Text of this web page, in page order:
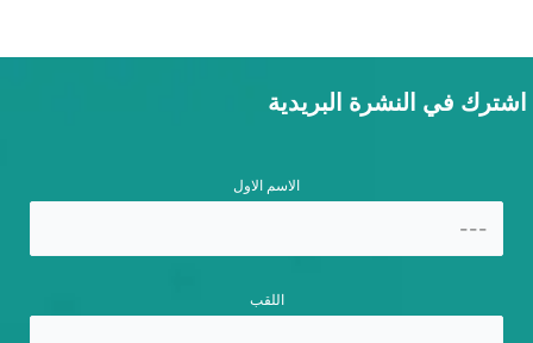
اشترك في النشرة البريدية
الاسم الاول
اللقب